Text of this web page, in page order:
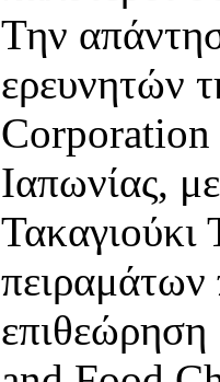
Την
ερευνητών
Corporation
Ιαπωνίας,
Τακαγιούκι
πειραμάτων